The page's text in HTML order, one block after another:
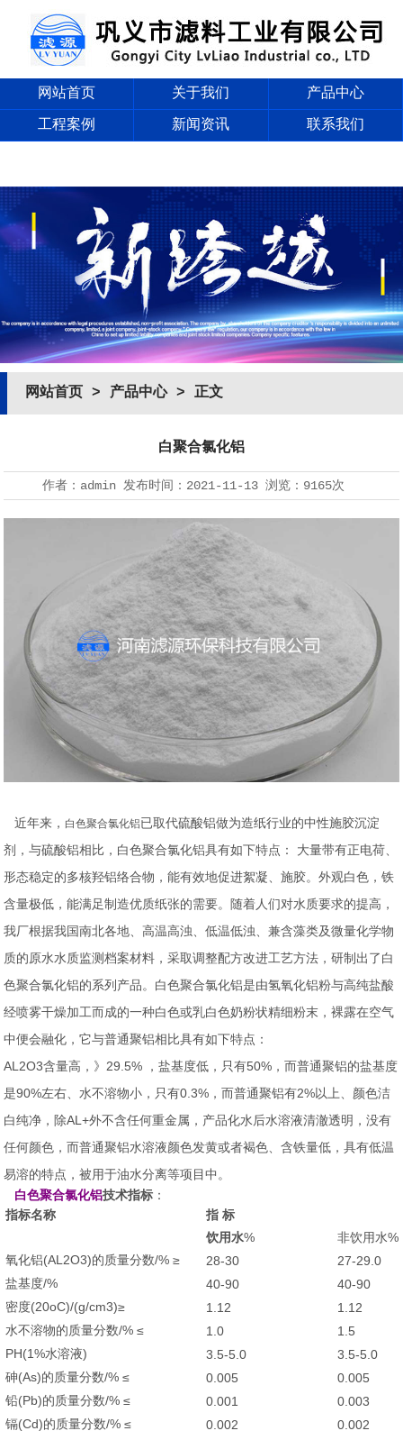
网站首页 关于我们
产品中心
工程案例
新闻资讯 联系我们
网站首页 > 产品中心> 正文
白聚合氯化铝
作者： admin发布时间： 2021-11-13 浏览： 9165次
近年来， 白色聚合氯化铝已取代硫酸铝做为造纸行业的中性施胶沉淀
剂，与硫酸铝相比，白色聚合氯化铝具有如下特点： 大量带有正电荷、
形态稳定的多核羟铝络合物，能有效地促进絮凝、施胶。外观白色，铁
含量极低，能满足制造优质纸张的需要。随着人们对水质要求的提高，
我厂根据我国南北各地、高温高浊、低温低浊、兼含藻类及微量化学物
质的原水水质监测档案材料，采取调整配方改进工艺方法，研制出了白
色聚合氯化铝的系列产品。白色聚合氯化铝是由氢氧化铝粉与高纯盐酸
经喷雾干燥加工而成的一种白色或乳白色奶粉状精细粉末，裸露在空气
中便会融化，它与普通聚铝相比具有如下特点：
AL2O3含量高，》29.5% ，盐基度低，只有50%，而普通聚铝的盐基度
是90%左右、水不溶物小，只有0.3%，而普通聚铝有2%以上、颜色洁
白纯净，除AL+外不含任何重金属，产品化水后水溶液清澈透明，没有
任何颜色，而普通聚铝水溶液颜色发黄或者褐色、含铁量低，具有低温
易溶的特点，被用于油水分离等项目中。
白色聚合氯化铝技术指标 ：
指标名称
指 标
饮用水%
非饮用水%
氧化铝(AL2O3)的质量分数/% ≥
28-30
27-29.0
盐基度/%
40-90
40-90
密度(20oC)/(g/cm3)≥
1.12
1.12
水不溶物的质量分数/% ≤
1.0
1.5
PH(1%水溶液)
3.5-5.0
3.5-5.0
砷(As)的质量分数/% ≤
0.005
0.005
铅(Pb)的质量分数/% ≤
0.001
0.003
镉(Cd)的质量分数/% ≤
0.002
0.002